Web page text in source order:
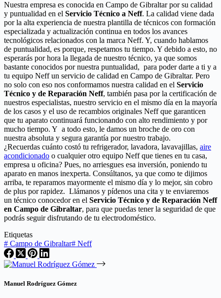
Nuestra empresa es conocida en Campo de Gibraltar por su calidad
y puntualidad en el Servicio Técnico a Neff. La calidad viene dada
por la alta experiencia de nuestra plantilla de técnicos con formación
especializada y actualización continua en todos los avances
tecnológicos relacionados con la marca Neff. Y, cuando hablamos
de puntualidad, es porque, respetamos tu tiempo. Y debido a esto, no
esperarás por hora la llegada de nuestro técnico, ya que somos
bastante conocidos por nuestra puntualidad, para poder darte a ti y a
tu equipo Neff un servicio de calidad en Campo de Gibraltar. Pero
no solo con eso nos conformamos nuestra calidad en el Servicio
Técnico y de Reparación Neff, también pasa por la certificación de
nuestros especialistas, nuestro servicio en el mismo día en la mayoría
de los casos y el uso de recambios originales Neff que garanticen
que tu aparato continuará funcionando con alto rendimiento y por
mucho tiempo. Y a todo esto, le damos un broche de oro con
nuestra absoluta y segura garantía por nuestro trabajo.
¿Recuerdas cuánto costó tu refrigerador, lavadora, lavavajillas, aire
acondicionado o cualquier otro equipo Neff que tienes en tu casa,
empresa u oficina? Pues, no arriesgues esa inversión, poniendo tu
aparato en manos inexperta. Consúltanos, ya que como te dijimos
arriba, te reparamos mayormente el mismo día y lo mejor, sin cobro
de plus por rapidez. Llámanos y pídenos una cita y te enviaremos
un técnico conocedor en el Servicio Técnico y de Reparación Neff
en Campo de Gibraltar, para que puedas tener la seguridad de que
podrás seguir disfrutando de tu electrodoméstico.
Etiquetas
# Campo de Gibraltar# Neff
Manuel Rodríguez Gómez